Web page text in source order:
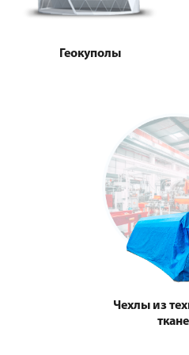
Геокуполы
Чехлы из